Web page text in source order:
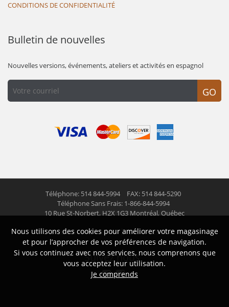
CONDITIONS DE CONFIDENTIALITÉ
Bulletin de nouvelles
Nouvelles versions, événements, ateliers et activités en espagnol
GO
Téléphone: 514 844-5994
FAX: 514 844-5290
Téléphone Sans Frais: 1-866-844-5994
10 Rue St-Norbert, H2X 1G3 Montréal, Québec
© 2026 Las Americas inc. Tous droits réservés
Suivez nous
Nous utilisons des cookies pour améliorer votre magasinage
et pour l’approcher de vos préférences de navigation.
Si vous continuez avec nos services, nous comprenons que
vous acceptez leur utilisation.
Je comprends